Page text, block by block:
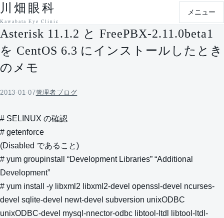
本文へ移動
川畑眼科
Kawabata Eye Clinic
メニュー
Asterisk 11.1.2 と FreePBX-2.11.0beta1
を CentOS 6.3 にインストールしたとき
のメモ
2013-01-07管理者ブログ
# SELINUX の確認
# getenforce
(Disabled であること)
# yum groupinstall “Development Libraries” “Additional
Development”
# yum install -y libxml2 libxml2-devel openssl-devel ncurses-
devel sqlite-devel newt-devel subversion unixODBC
unixODBC-devel mysql-nnector-odbc libtool-ltdl libtool-ltdl-